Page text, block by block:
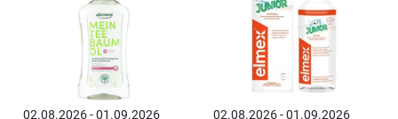
02.08.2026 - 01.09.2026 02.08.2026 - 01.09.2026